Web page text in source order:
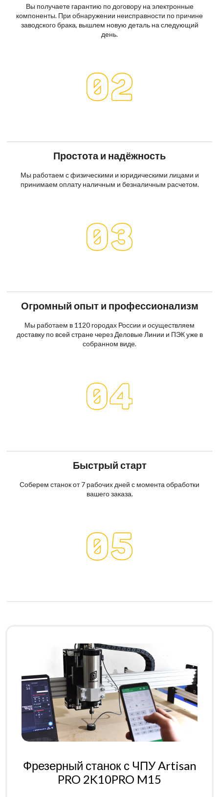
Вы получаете гарантию по договору на электронные
компоненты. При обнаружении неисправности по причине
заводского брака, вышлем новую деталь на следующий
день.
Простота и надёжность
Мы работаем с физическими и юридическими лицами и
принимаем оплату наличным и безналичным расчетом.
Огромный опыт и профессионализм
Мы работаем в 1120 городах России и осуществляем
доставку по всей стране через Деловые Линии и ПЭК уже в
собранном виде.
Быстрый старт
Соберем станок от 7 рабочих дней с момента обработки
вашего заказа.
Фрезерный станок с ЧПУ Artisan
PRO 2K10PRO M15